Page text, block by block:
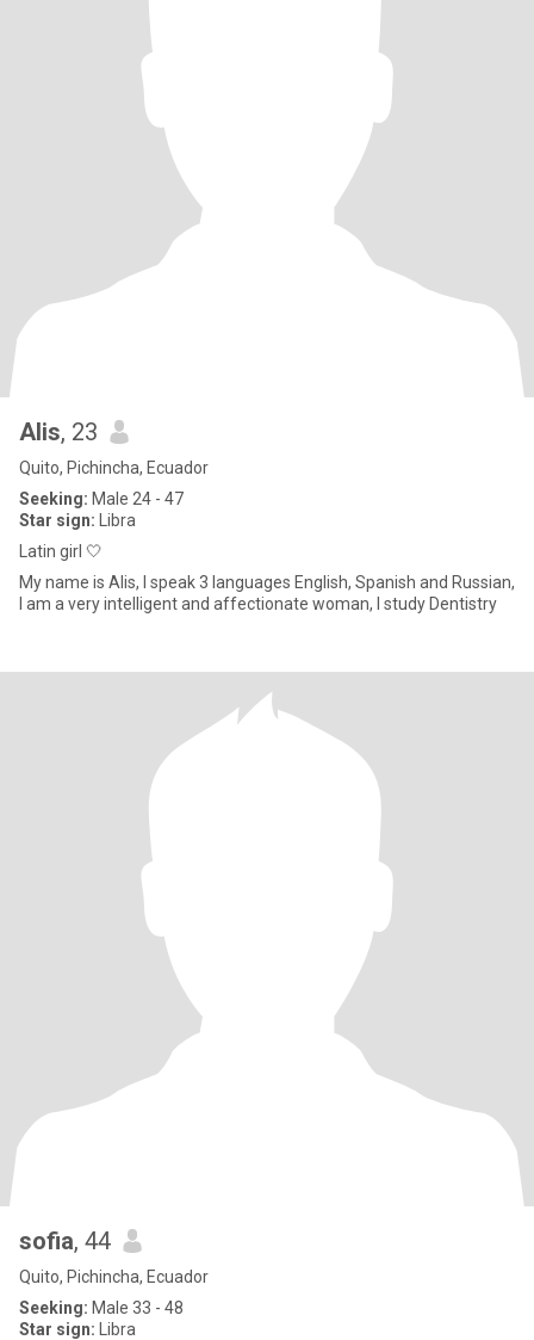
Alis, 23
Quito, Pichincha, Ecuador
Seeking: Male 24 - 47
Star sign: Libra
Latin girl 🤍
My name is Alis, I speak 3 languages ​​English, Spanish and Russian,
I am a very intelligent and affectionate woman, I study Dentistry
sofia, 44
Quito, Pichincha, Ecuador
Seeking: Male 33 - 48
Star sign: Libra